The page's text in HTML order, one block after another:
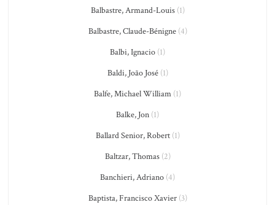
Balbastre, Armand-Louis(1)
Balbastre, Claude-Bénigne(4)
Balbi, Ignacio (1)
Baldi, João José(1)
Balfe, Michael William (1)
Balke, Jon (1)
Ballard Senior, Robert(1)
Baltzar, Thomas(2)
Banchieri, Adriano (4)
Baptista, Francisco Xavier(3)